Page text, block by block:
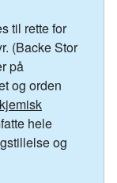
til rette for
(Backe Stor
på
og orden
hele
og